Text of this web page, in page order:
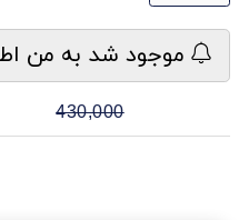
موجود شد به من
430,000